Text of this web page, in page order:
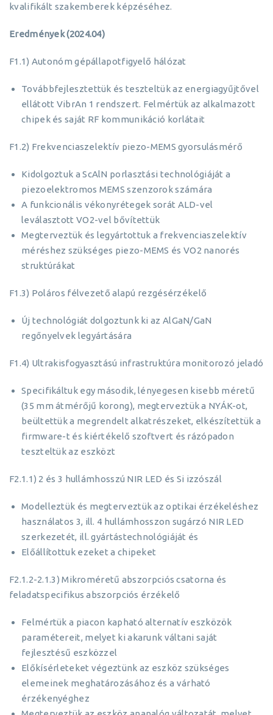
kvalifikált szakemberek képzéséhez.
Eredmények (2024.04)
F1.1) Autonóm gépállapotfigyelő hálózat
Továbbfejlesztettük és teszteltük az energiagyűjtővel
ellátott VibrAn 1 rendszert. Felmértük az alkalmazott
chipek és saját RF kommunikáció korlátait
F1.2) Frekvenciaszelektív piezo-MEMS gyorsulásmérő
Kidolgoztuk a ScAlN porlasztási technológiáját a
piezoelektromos MEMS szenzorok számára
A funkcionális vékonyrétegek sorát ALD-vel
leválasztott VO2-vel bővítettük
Megterveztük és legyártottuk a frekvenciaszelektív
méréshez szükséges piezo-MEMS és VO2 nanorés
struktúrákat
F1.3) Poláros félvezető alapú rezgésérzékelő
Új technológiát dolgoztunk ki az AlGaN/GaN
regőnyelvek legyártására
F1.4) Ultrakisfogyasztású infrastruktúra monitorozó jeladó
Specifikáltuk egy második, lényegesen kisebb méretű
(35 mm átmérőjű korong), megterveztük a NYÁK-ot,
beültettük a megrendelt alkatrészeket, elkészítettük a
firmware-t és kiértékelő szoftvert és rázópadon
teszteltük az eszközt
F2.1.1) 2 és 3 hullámhosszú NIR LED és Si izzószál
Modelleztük és megterveztük az optikai érzékeléshez
használatos 3, ill. 4 hullámhosszon sugárzó NIR LED
szerkezetét, ill. gyártástechnológiáját és
Előállítottuk ezeket a chipeket
F2.1.2-2.1.3) Mikroméretű abszorpciós csatorna és
feladatspecifikus abszorpciós érzékelő
Felmértük a piacon kapható alternatív eszközök
paramétereit, melyet ki akarunk váltani saját
fejlesztésű eszközzel
Előkísérleteket végeztünk az eszköz szükséges
elemeinek meghatározásához és a várható
érzékenyéghez